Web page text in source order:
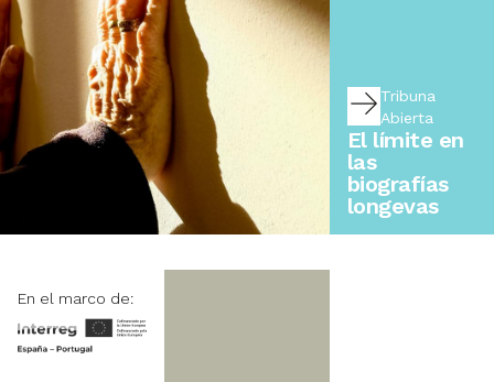
Tribuna
Abierta
El límite en
las
biografías
longevas
En el marco de: